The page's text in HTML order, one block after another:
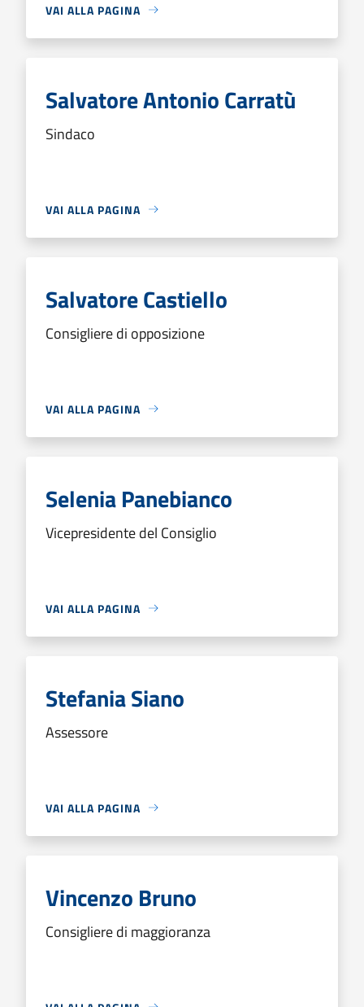
VAI ALLA PAGINA
Salvatore Antonio Carratù
Sindaco
VAI ALLA PAGINA
Salvatore Castiello
Consigliere di opposizione
VAI ALLA PAGINA
Selenia Panebianco
Vicepresidente del Consiglio
VAI ALLA PAGINA
Stefania Siano
Assessore
VAI ALLA PAGINA
Vincenzo Bruno
Consigliere di maggioranza